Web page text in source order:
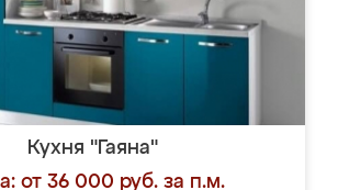
Кухня "Гаяна"
от 36 000 руб. за п.м.